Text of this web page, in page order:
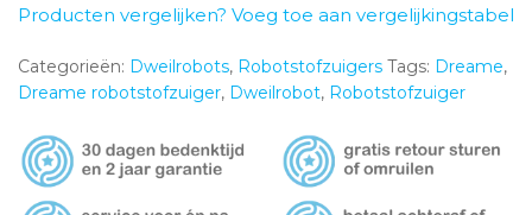
Producten vergelijken? Voeg toe aan vergelijkingstabel
Categorieën: Dweilrobots, Robotstofzuigers Tags: Dreame,
Dreame robotstofzuiger, Dweilrobot, Robotstofzuiger